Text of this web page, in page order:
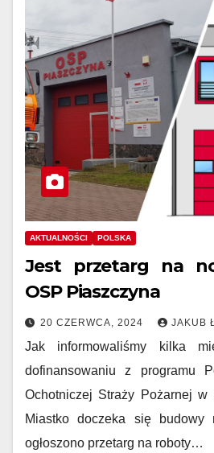
AKTUALNOŚCI POLSKA
Jest przetarg na
OSP Piaszczyna
20 CZERWCA, 2024 JAKUB
Jak informowaliśmy kilka
dofinansowaniu z programu
Ochotniczej Straży Pożarnej
Miastko doczeka się budowy
ogłoszono przetarg na roboty…